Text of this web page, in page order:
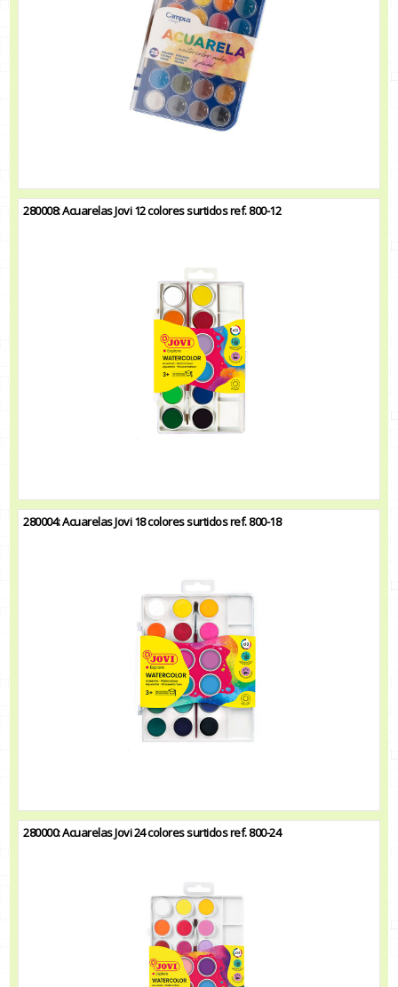
280008: Acuarelas Jovi 12 colores surtidos ref. 800-12
280004: Acuarelas Jovi 18 colores surtidos ref. 800-18
280000: Acuarelas Jovi 24 colores surtidos ref. 800-24